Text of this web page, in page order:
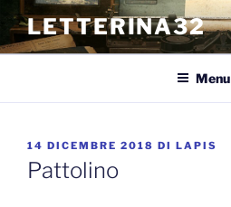
contenuto
LETTERINA32
Menu
PUBBLICATO
IL
14 DICEMBRE 2018 DI LAPIS
Pattolino